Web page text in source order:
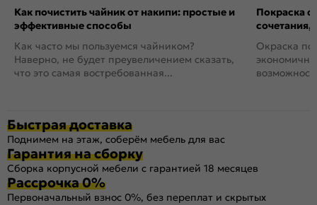
Как почистить чайник от накипи: простые и
эффективные способы
Как часто мы пользуемся чайником?
Наверно, не будет преувеличением сказать,
что это самая востребованная...
Покраска
сочетания,
Окраска
Быстрая доставка
Поднимем на этаж, соберём мебель для вас
Гарантия на сборку
Сборка корпусной мебели с гарантией 18 месяцев
Рассрочка 0%
Первоначальный взнос 0%, без переплат и скрытых